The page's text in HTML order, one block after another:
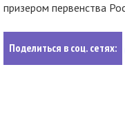
призером первенства
Поделиться в соц. сетях: